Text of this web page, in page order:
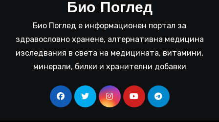
Био Поглед
Био Поглед е информационен портал за
здравословно хранене, алтернативна медицина
изследвания в света на медицината, витамини,
минерали, билки и хранителни добавки